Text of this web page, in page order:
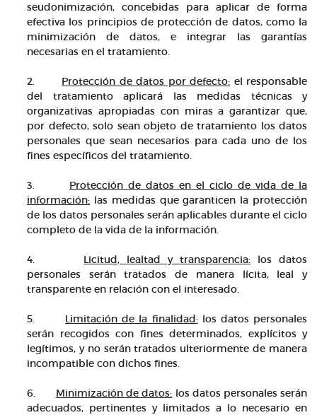
seudonimización, concebidas para aplicar de forma
efectiva los principios de protección de datos, como la
minimización de datos, e integrar las garantías
necesarias en el tratamiento.
2. Protección de datos por defecto: el responsable
del tratamiento aplicará las medidas técnicas y
organizativas apropiadas con miras a garantizar que,
por defecto, solo sean objeto de tratamiento los datos
personales que sean necesarios para cada uno de los
fines específicos del tratamiento.
3. Protección de datos en el ciclo de vida de la
información: las medidas que garanticen la protección
de los datos personales serán aplicables durante el ciclo
completo de la vida de la información.
4. Licitud, lealtad y transparencia: los datos
personales serán tratados de manera lícita, leal y
transparente en relación con el interesado.
5. Limitación de la finalidad:los datos personales
serán recogidos con fines determinados, explícitos y
legítimos, y no serán tratados ulteriormente de manera
incompatible con dichos fines.
6. Minimización de datos: los datos personales serán
adecuados, pertinentes y limitados a lo necesario en